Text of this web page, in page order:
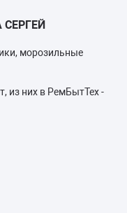
морозильные
из них в РемБытТех -